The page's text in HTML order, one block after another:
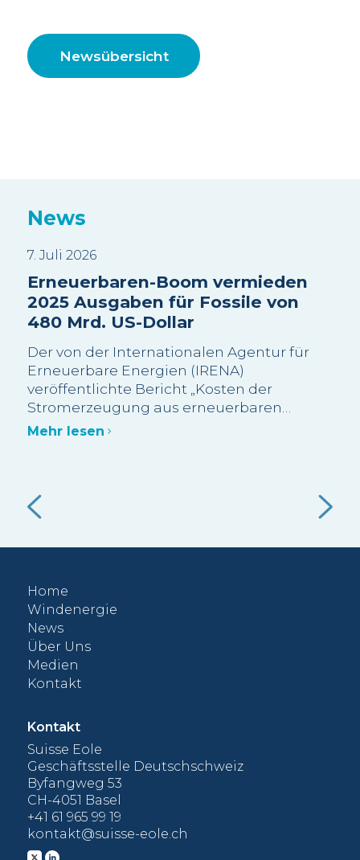
Newsübersicht
News
7. Juli 2026
Erneuerbaren-Boom vermieden
2025 Ausgaben für Fossile von
480 Mrd. US-Dollar
Der von der Internationalen Agentur für
Erneuerbare Energien (IRENA)
veröffentlichte Bericht „Kosten der
Stromerzeugung aus erneuerbaren
Energien im Jahr 2025“ schätzt, dass mehr
als die kostengünstigste neue fossile
Alternative.
Mehr lesen
Home
Windenergie
News
Über Uns
Medien
Kontakt
Kontakt
Suisse Eole
Geschäftsstelle Deutschschweiz
Byfangweg 53
CH-4051 Basel
+41 61 965 99 19
kontakt@suisse-eole.ch